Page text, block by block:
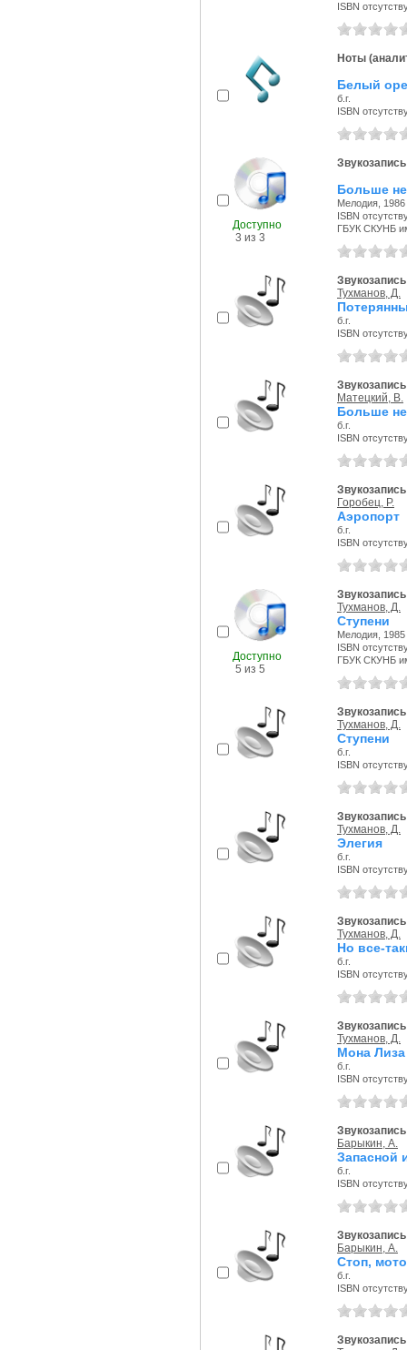
ISBN
Ноты
Белый
б.г.
ISBN
Доступно
3 из 3
Звукозапись
Больше
Мелодия, 1986
ISBN
ГБУК СКУНБ
Тухманов, Д.
б.г.
ISBN
Матецкий, В.
Больше
б.г.
ISBN
Горобец, Р.
Аэропорт
б.г.
ISBN
Доступно
5 из 5
Звукозапись
Тухманов, Д.
Ступени
Мелодия, 1985
ISBN
ГБУК СКУНБ
Тухманов, Д.
Ступени
б.г.
ISBN
Тухманов, Д.
Элегия
б.г.
ISBN
Тухманов, Д.
Но все-
б.г.
ISBN
Тухманов, Д.
Мона Лиза
б.г.
ISBN
Барыкин, А.
Запасной
б.г.
ISBN
Барыкин, А.
Стоп,
б.г.
ISBN